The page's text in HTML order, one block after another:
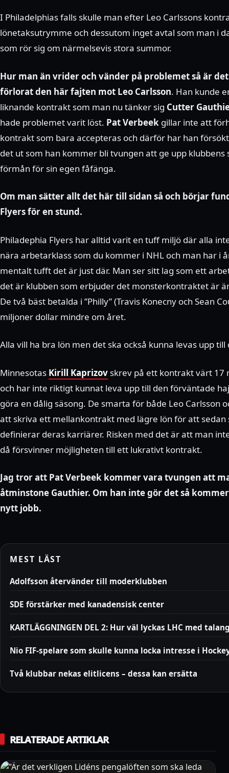
I Philadelphias falls skulle man efter Leo Carlssons
lönetaksutrymme och dessutom inget avtal som man i
som rör sig om närmelsevis stora summor.
Hur man än vrider och vänder på problemet så är
förlorat den här fajten mot Leo Carlsson. Han kunde
liknande kontrakt som man nu tänker sig Cutter
hade problemet varit löst. Pat Verbeek gillar inte att
kontrakt som bara accepteras och därför har han
det ut som han kommer bli tvungen att ge upp
förmån för sin egen fåfänga.
Om man sätter allt det här till sidan så och börjar
Flyers för en stund.
Philadephia Flyers har alltid varit en tuff miljö där alla
nära arbetarklass som du kommer i NHL och man har i
mentalt tufft det är just där. Man ser sitt lag som ett
det är klubben som erbjuder det monsterkontraktet är
De två bäst betalda i ”Philly” (Travis Konecny och Sean
miljoner dollar mindre om året.
Alla vill ha bra lön men det ska också kunna levas upp till
Minnesotas Kirill Kaprizovskrev på ett kontrakt värt 17
och har inte riktigt kunnat leva upp till den förväntade
göra en dålig säsong. De smarta för både Leo Carlsson
att skriva ett mellankontrakt med lägre lön för att
definierar deras karriärer. Risken med det är att man
då försvinner möjligheten till ett lukrativt kontrakt.
Jag tror att Pat Verbeek kommer vara tvungen att
åtminstone Gauthier. Om han inte gör det så
nytt jobb.
MEST LÄST
Adolfsson återvänder till moderklubben
SDE förstärker med kanadensisk center
KARTLÄGGNINGEN DEL 2: Hur väl lyckas LHC med
Nio FIF-spelare som skulle kunna locka intresse i
Två klubbar nekas elitlicens – dessa kan ersätta
RELATERADE ARTIKLAR